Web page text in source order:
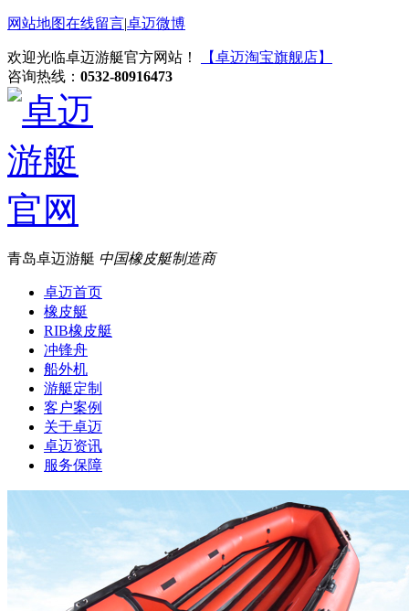
网站地图在线留言|卓迈微博
欢迎光临卓迈游艇官方网站！
【卓迈淘宝旗舰店】
咨询热线： 0532-80916473
青岛卓迈游艇 中国橡皮艇制造商
卓迈首页
橡皮艇
RIB橡皮艇
冲锋舟
船外机
游艇定制
客户案例
关于卓迈
卓迈资讯
服务保障